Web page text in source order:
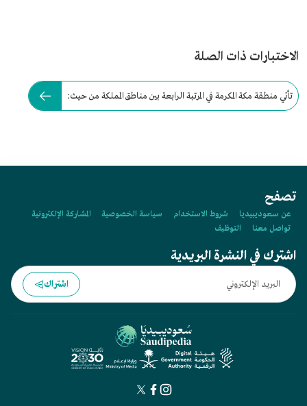
الاختبارات ذات الصلة
تأتي منطقة مكة المكرمة في المرتبة الرابعة بين مناطق المملكة من حيث:
تصفح
عن سعوديبيديا شروط الاستخدام سياسة الخصوصية
المشاركة الإلكترونية
تواصل معنا
التوظيف
اشترك في النشرة البريدية
اشتراك